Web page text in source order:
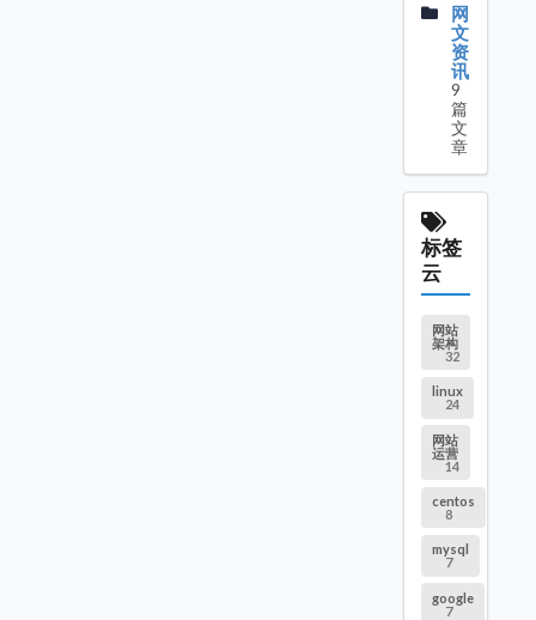
网
文
资
讯
9
篇
文
章
标签
云
网站
架构
32
linux
24
网站
运营
14
centos
8
mysql
7
google
7